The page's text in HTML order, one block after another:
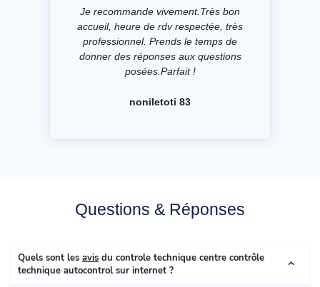
Je recommande vivement.Très bon
accueil, heure de rdv respectée, très
professionnel. Prends le temps de
donner des réponses aux questions
posées.Parfait !
noniletoti 83
Questions & Réponses
Quels sont les avis du controle technique centre contrôle
technique autocontrol sur internet ?